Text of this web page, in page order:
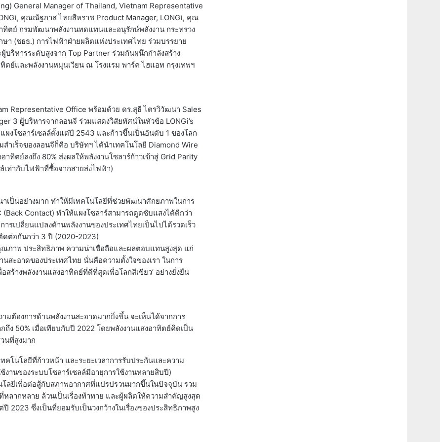
General Manager of Thailand, Vietnam Representative
คุณณัฐภาส ไทยสีหราช Product Manager, LONGi, คุณ
ตย์ กรมพัฒนาพลังงานทดแทนและอนุรักษ์พลังงาน กระทรวง
า (ชธธ.) การไฟฟ้าฝ่ายผลิตแห่งประเทศไทย ร่วมบรรยาย
ริหารระดับสูงจาก Top Partner ร่วมกันผนึกกำลังสร้าง
ย์และพลังงานหมุนเวียน ณ โรงแรม พาร์ค ไฮแอท กรุงเทพฯ
Representative Office พร้อมด้วย ดร.สุธี ไตรวิวัฒนา Sales
3 ผู้บริหารจากลอนจี ร่วมแสดงวิสัยทัศน์ในหัวข้อ LONGi’s
ผงโซลาร์เซลล์ตั้งแต่ปี 2543 และก้าวขึ้นเป็นอันดับ 1 ของโลก
สำเร็จของลอนจีก็คือ บริษัทฯ ได้นำเทคโนโลยี Diamond Wire
ทิตย์ลงถึง 80% ส่งผลให้พลังงานโซลาร์ก้าวเข้าสู่ Grid Parity
เท่ากับไฟฟ้าที่ซื้อจากสายส่งไฟฟ้า)
ป็นอย่างมาก ทำให้มีเทคโนโลยีที่ช่วยพัฒนาศักยภาพในการ
Contact) ทำให้แผงโซลาร์สามารถดูดซับแสงได้ดีกว่า
รเปลี่ยนแปลงด้านพลังงานของประเทศไทยเป็นไปได้รวดเร็ว
ดต่อกันกว่า 3 ปี (2020-2023)
าพ ประสิทธิภาพ ความน่าเชื่อถือและผลตอบแทนสูงสุด แก่
สะอาดของประเทศไทย นั่นคือความตั้งใจของเรา ในการ
ร้างพลังงานแสงอาทิตย์ที่ดีที่สุดเพื่อโลกสีเขียว’ อย่างยั่งยืน
ต้องการด้านพลังงานสะอาดมากยิ่งขึ้น จะเห็นได้จากการ
ง 50% เมื่อเทียบกับปี 2022 โดยพลังงานแสงอาทิตย์คิดเป็น
นที่สูงมาก
โนโลยีที่ก้าวหน้า และระยะเวลาการรับประกันและความ
านของระบบโซลาร์เซลล์มีอายุการใช้งานหลายสิบปี)
ลยีเพื่อต่อสู้กับสภาพอากาศที่แปรปรวนมากขึ้นในปัจจุบัน รวม
หลากหลาย ล้วนเป็นเรื่องท้าทาย และผู้ผลิตให้ความสำคัญสูงสุด
2023 ซึ่งเป็นที่ยอมรับเป็นวงกว้างในเรื่องของประสิทธิภาพสูง